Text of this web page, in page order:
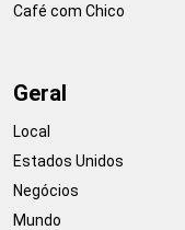
Café com Chico
Geral
Local
Estados Unidos
Negócios
Mundo